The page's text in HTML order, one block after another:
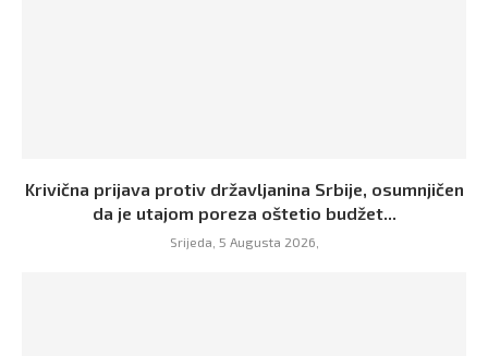
Krivična prijava protiv državljanina Srbije, osumnjičen
da je utajom poreza oštetio budžet...
Srijeda, 5 Augusta 2026,